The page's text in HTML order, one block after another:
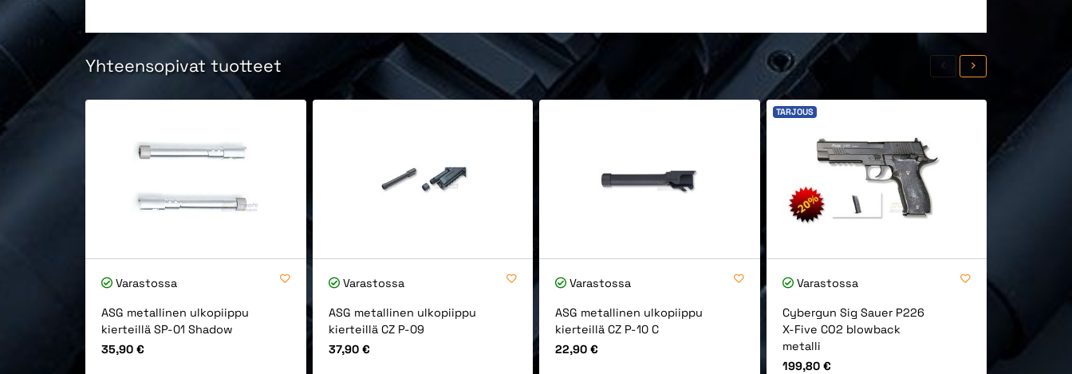
Yhteensopivat tuotteet
Varastossa
ASG metallinen ulkopiippu
kierteillä SP-01 Shadow
Hinta
35,90 €
Varastossa
ASG metallinen ulkopiippu
kierteillä CZ P-09
Hinta
37,90 €
Varastossa
ASG metallinen ulkopiippu
kierteillä CZ P-10 C
Hinta
22,90 €
TARJOUS
Varastossa
Cybergun Sig Sauer P226
X-Five CO2 blowback
metalli
Hinta
199,80 €
-21%